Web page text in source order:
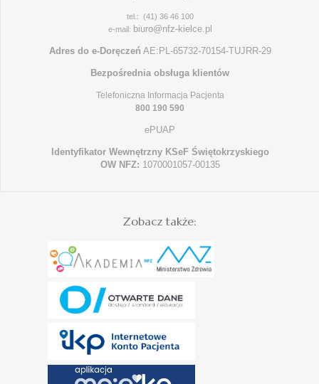
tel.: (41) 36 46 100
e-mail: biuro@nfz-kielce.pl
Adres do e-Doręczeń AE:PL-65732-70154-TUJRR-29
Bezpośrednia obsługa klientów
Telefoniczna Informacja Pacjenta
800 190 590
ePUAP
Identyfikator Wewnętrzny KSeF Świętokrzyskiego
OW NFZ: 1070001057-00135
Zobacz także: